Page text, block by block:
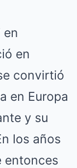
en
en
convirtió
en Europa
y su
los años
entonces